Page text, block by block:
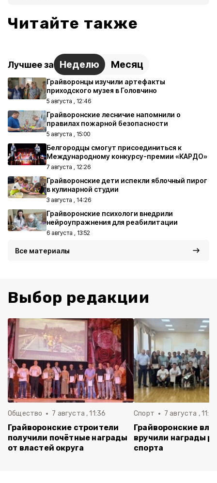
Читайте также
Лучшее за Неделю Месяц
Грайворонцы изучили артефакты
приходского музея в Головчино
5 августа , 12:46
Грайворонские лесничие напомнили о
правилах пожарной безопасности
5 августа , 15:00
Белгородцы смогут присоединиться к
Международному конкурсу-премии «КАРДО»
7 августа , 12:26
Грайворонские дети испекли яблочный пирог
в кулинарной студии
3 августа , 14:26
Грайворонские психологи внедрили
нейроупражнения для реабилитации
6 августа , 13:52
Все материалы
Выбор редакции
Общество 7 августа , 11:36
Грайворонские строители
получили почётные награды
от властей округа
Спорт 7 августа ,
Грайворонские
вручили награды
спорта